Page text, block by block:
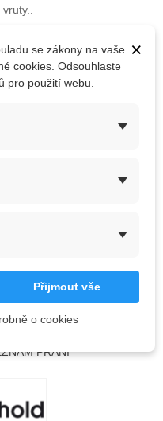
PŘÁNÍ
×
se zákony na vaše
cookies. Odsouhlaste
pro použití webu.
Přijmout vše
o cookies